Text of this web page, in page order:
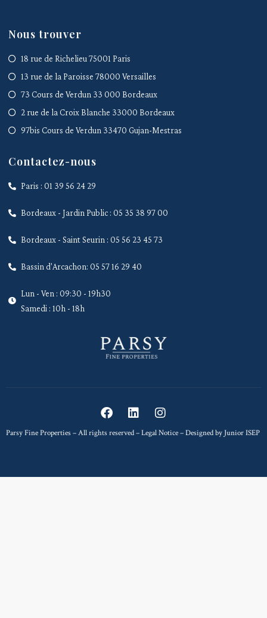
Nous trouver
18 rue de Richelieu 75001 Paris
13 rue de la Paroisse 78000 Versailles
73 Cours de Verdun 33 000 Bordeaux
2 rue de la Croix Blanche 33000 Bordeaux
97bis Cours de Verdun 33470 Gujan-Mestras
Contactez-nous
Paris : 01 39 56 24 29
Bordeaux - Jardin Public : 05 35 38 97 00
Bordeaux - Saint Seurin : 05 56 23 45 73
Bassin d'Arcachon: 05 57 16 29 40
Lun - Ven : 09:30 - 19h30
Samedi : 10h - 18h
Parsy Fine Properties – All rights reserved –Legal Notice– Designed byJunior ISEP